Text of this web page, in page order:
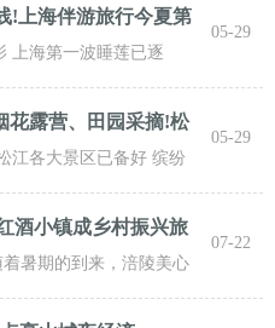
!上海伴游旅行今夏第
上海第一波睡莲已逐
花朵浮于水面 趁花期正
05-29
花露营、田园采摘!松
江各大景区已备好 缤纷
主题乐土到田园乡野，
05-29
酒小镇成乡村振兴旅
暑期的到来，涪陵美心
游客前来打卡，
07-22